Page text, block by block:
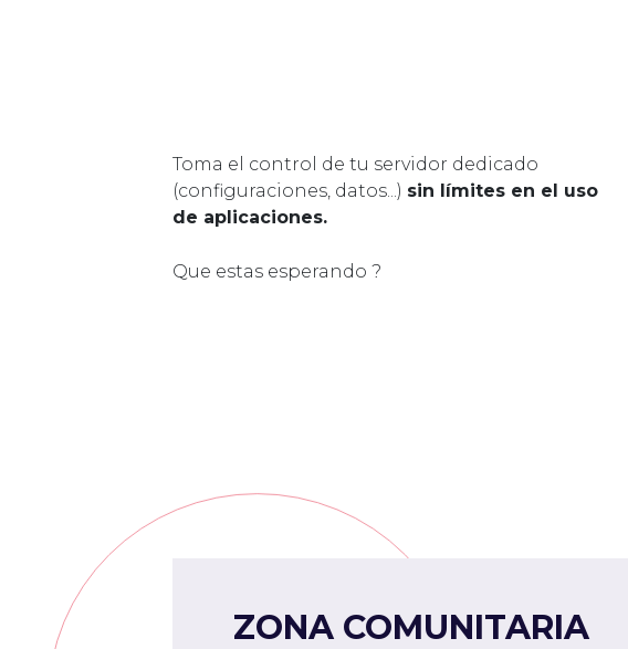
Toma el control de tu servidor dedicado
(configuraciones, datos...) sin límites en el uso
de aplicaciones.
Que estas esperando ?
ZONA COMUNITARIA